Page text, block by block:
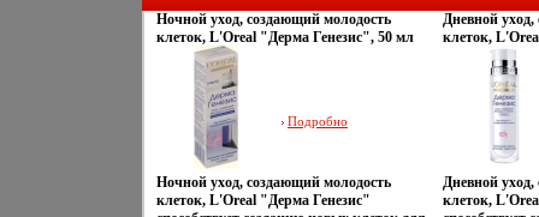
Ночной уход, создающий молодость
клеток, L'Oreal "Дерма Генезис", 50 мл
99109 Производитель: Германия Товар
сертифицирован инфо 13542q.
Подробно
Ночной уход, создающий молодость
клеток, L'Oreal "Дерма Генезис"
Дневной
клеток,
99109
Дневной
клеток,